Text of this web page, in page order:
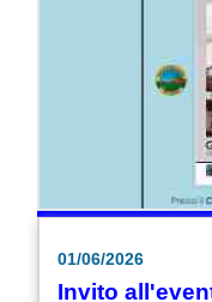
01/06/2026
Invito